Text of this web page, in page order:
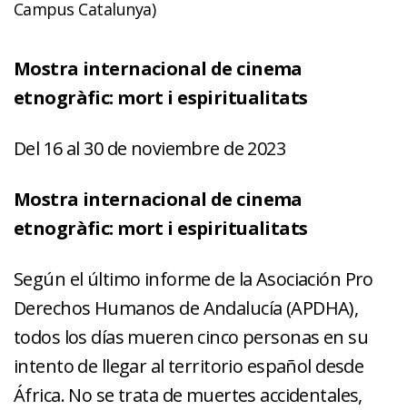
Campus Catalunya)
Mostra internacional de cinema
etnogràfic: mort i espiritualitats
Del 16 al 30 de noviembre de 2023
Mostra internacional de cinema
etnogràfic: mort i espiritualitats
Según el último informe de la Asociación Pro
Derechos Humanos de Andalucía (APDHA),
todos los días mueren cinco personas en su
intento de llegar al territorio español desde
África. No se trata de muertes accidentales,